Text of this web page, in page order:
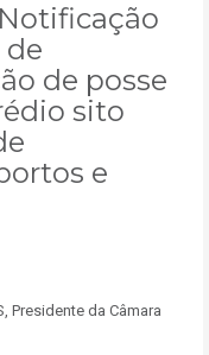
Notificação
de
de posse
sito
e
Presidente da Câmara